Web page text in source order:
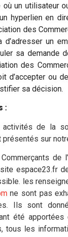
où un utilisateur
hyperlien en
des
d’adresser un
sa demande
des
d’accepter ou
sa décision.
:
activités de la
présentés sur
de
espace23.fr
les
ne sont pas
Ils sont
été
tous les